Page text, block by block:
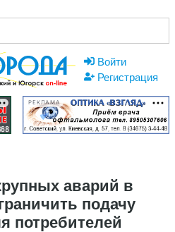
Войти
Регистрация
РЕКЛАМА
аварий в
подачу
потребителей